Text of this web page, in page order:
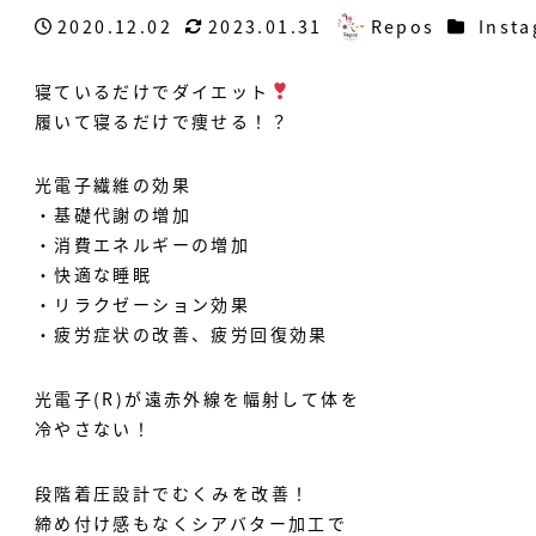
投稿日
2020.12.02
更新日
2023.01.31
著
Repos カテゴリ
寝ているだけでダイエット
履いて寝るだけで痩せる！？
光電子繊維の効果
・基礎代謝の増加
・消費エネルギーの増加
・快適な睡眠
・リラクゼーション効果
・疲労症状の改善、疲労回復効果
光電子(R)が遠赤外線を幅射して体を
冷やさない！
段階着圧設計でむくみを改善！
締め付け感もなくシアバター加工で